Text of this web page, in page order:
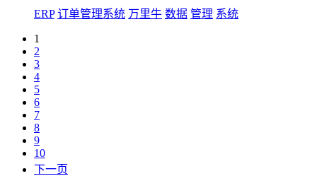
ERP 订单管理系统 万里牛 数据 管理 系统
1
2
3
4
5
6
7
8
9
10
下一页